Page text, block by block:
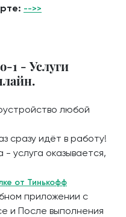
-->>
1 - Услуги
любой
сразу идёт в работу!
- услуга оказывается,
от Тинькофф
приложении с
и После выполнения